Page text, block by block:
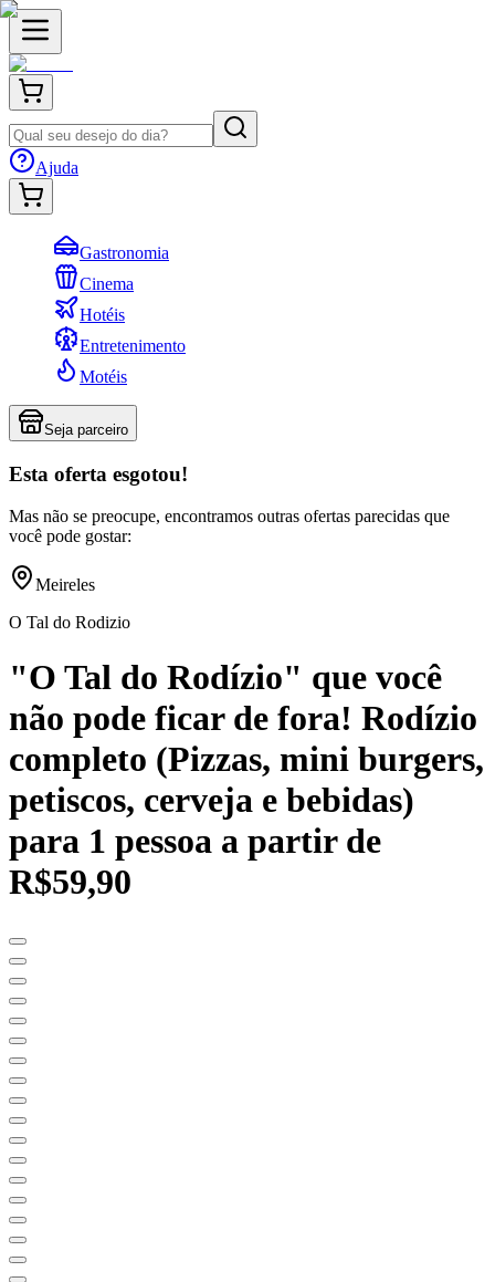
Ajuda
Gastronomia
Cinema
Hotéis
Entretenimento
Motéis
Seja parceiro
Esta oferta esgotou!
Mas não se preocupe, encontramos outras ofertas parecidas que
você pode gostar:
Meireles
O Tal do Rodizio
"O Tal do Rodízio" que você
não pode ficar de fora! Rodízio
completo (Pizzas, mini burgers,
petiscos, cerveja e bebidas)
para 1 pessoa a partir de
R$59,90